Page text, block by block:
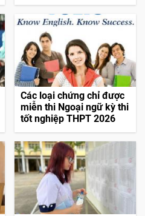
Các loại chứng chỉ được
miễn thi Ngoại ngữ kỳ thi
tốt nghiệp THPT 2026